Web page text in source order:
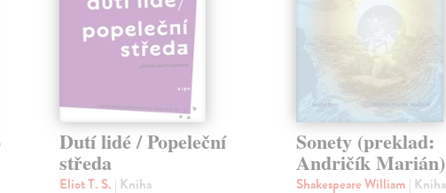
Dutí lidé / Popeleční
středa
Eliot T. S. | Kniha
Sonety (preklad:
Andričík Marián)
Shakespeare William | Kniha